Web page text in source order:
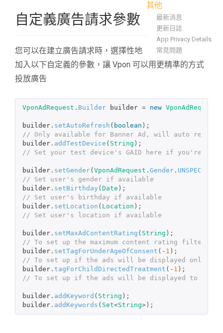
其他
最新消息
更新日誌
App Privacy Details
常見問題
自定義廣告請求參數
您可以在建立廣告請求時，選擇性地
加入以下自定義的參數，讓 Vpon 可以用更精準的方式
投放廣告
VponAdRequest . Builder builder = new VponAdRequest
builder . setAutoRefresh ( boolean );
// Only available for Banner Ad, will auto
builder . addTestDevice ( String );
// Set your test device's GAID here if you're
builder . setGender( VponAdRequest . Gender . UNSPECIFIED
// Set user's gender if available
builder . setBirthday ( Date );
// Set user's birthday if available
builder . setLocation ( Location );
// Set user's location if available
builder . setMaxAdContentRating ( String );
// To set up the maximum content rating filter
builder . setTagForUnderAgeOfConsent (- 1 );
// To set up if the ads will be displayed only to
builder . tagForChildDirectedTreatment (- 1 );
// To set up if the ads will be displayed to
builder . addKeyword ( String );
builder . addKeywords ( Set<String>);